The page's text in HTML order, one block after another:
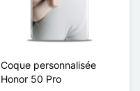
Coque personnalisée
Honor 50 Pro